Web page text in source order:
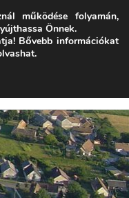
utca 39.
+36 (72) 451 110
működése folyamán,
Önnek.
Bővebb információkat